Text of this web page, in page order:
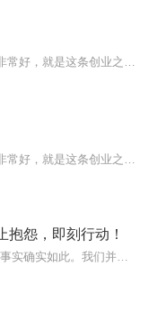
抱怨，即刻行动！